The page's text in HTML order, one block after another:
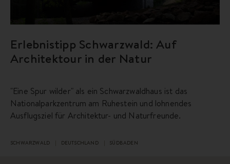
Erlebnistipp Schwarzwald: Auf
Architektour in der Natur
"Eine Spur wilder" als ein Schwarzwaldhaus ist das
Nationalparkzentrum am Ruhestein und lohnendes
Ausflugsziel für Architektur- und Naturfreunde.
SCHWARZWALD DEUTSCHLAND SÜDBADEN